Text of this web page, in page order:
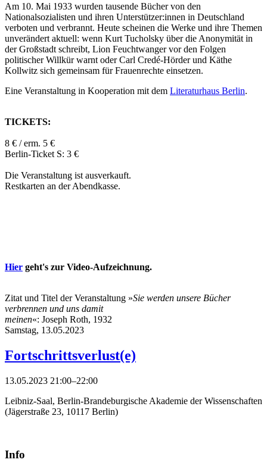
Am 10. Mai 1933 wurden tausende Bücher von den
Nationalsozialisten und ihren Unterstützer:innen in Deutschland
verboten und verbrannt. Heute scheinen die Werke und ihre Themen
unverändert aktuell: wenn Kurt Tucholsky über die Anonymität in
der Großstadt schreibt, Lion Feuchtwanger vor den Folgen
politischer Willkür warnt oder Carl Credé-Hörder und Käthe
Kollwitz sich gemeinsam für Frauenrechte einsetzen.
Eine Veranstaltung in Kooperation mit dem Literaturhaus Berlin.
TICKETS:
8 € / erm. 5 €
Berlin-Ticket S: 3 €
Die Veranstaltung ist ausverkauft.
Restkarten an der Abendkasse.
Hier geht's zur Video-Aufzeichnung.
Zitat und Titel der Veranstaltung »Sie werden unsere Bücher
verbrennen und uns damit
meinen«: Joseph Roth, 1932
Samstag, 13.05.2023
Fortschrittsverlust(e)
13.05.2023 21:00–22:00
Leibniz-Saal, Berlin-Brandeburgische Akademie der Wissenschaften
(Jägerstraße 23, 10117 Berlin)
Info